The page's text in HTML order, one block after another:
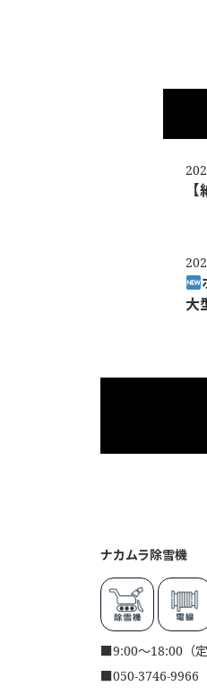
大
ナカムラ除雪機
■9:00～18:00（定
■050-3746-9966